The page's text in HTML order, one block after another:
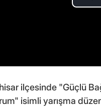
ilçesinde "Güçlü
isimli yarışma